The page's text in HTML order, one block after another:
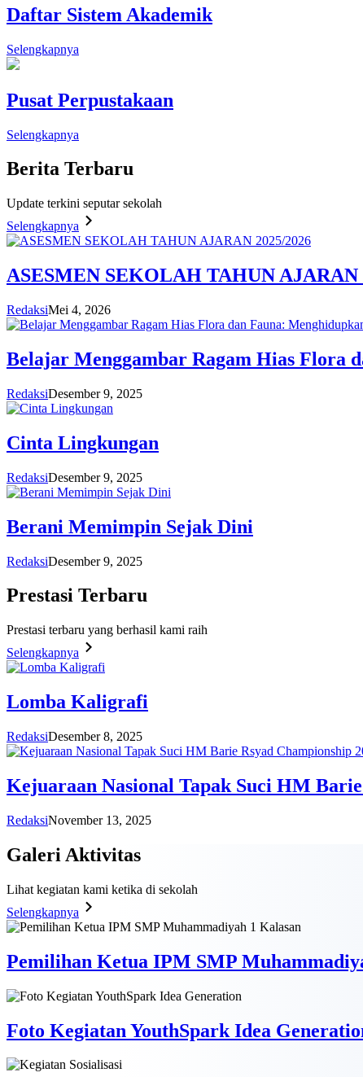
Daftar Sistem Akademik
Selengkapnya
Pusat Perpustakaan
Selengkapnya
Berita Terbaru
Update terkini seputar sekolah
Selengkapnya
ASESMEN SEKOLAH TAHUN AJARAN
RedaksiMei 4, 2026
Belajar Menggambar Ragam Hias Flora
RedaksiDesember 9, 2025
Cinta Lingkungan
RedaksiDesember 9, 2025
Berani Memimpin Sejak Dini
RedaksiDesember 9, 2025
Prestasi Terbaru
Prestasi terbaru yang berhasil kami raih
Selengkapnya
Lomba Kaligrafi
RedaksiDesember 8, 2025
Kejuaraan Nasional Tapak Suci HM
RedaksiNovember 13, 2025
Galeri Aktivitas
Lihat kegiatan kami ketika di sekolah
Selengkapnya
Pemilihan Ketua IPM SMP
Foto Kegiatan YouthSpark Idea